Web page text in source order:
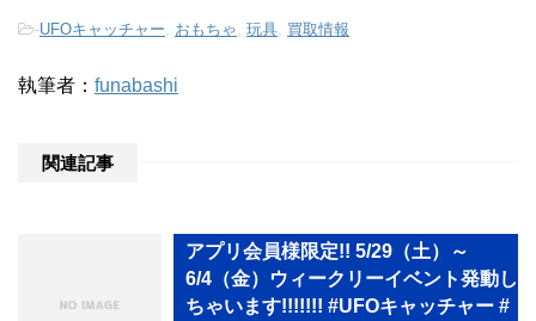
-UFOキャッチャー おもちゃ 玩具 買取情報
執筆者： funabashi
関連記事
アプリ会員様限定!! 5/29（土）～
6/4（金）ウィークリーイベント発動し
ちゃいます!!!!!!! #UFOキャッチャー #